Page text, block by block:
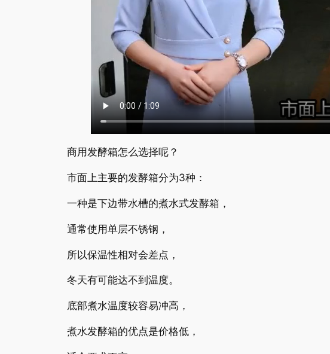
商用发酵箱怎么选择呢？
市面上主要的发酵箱分为3种：
一种是下边带水槽的煮水式发酵箱，
通常使用单层不锈钢，
所以保温性相对会差点，
冬天有可能达不到温度。
底部煮水温度较容易冲高，
煮水发酵箱的优点是价格低，